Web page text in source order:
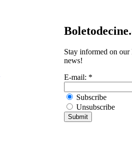
Stay informed on our
news!
E-mail: *
Subscribe
Unsubscribe